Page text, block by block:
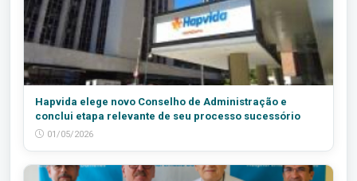
Hapvida elege novo Conselho de Administração e
conclui etapa relevante de seu processo sucessório
01/05/2026